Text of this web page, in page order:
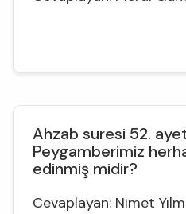
Ahzab suresi 52.
Peygamberimiz
edinmiş midir?
Cevaplayan: Nimet